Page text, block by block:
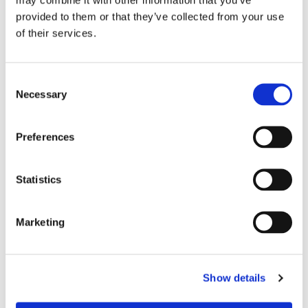
provided to them or that they’ve collected from your use
of their services.
Necessary
Preferences
Statistics
Marketing
Show details
Temperatura de superficie
la superficie se mantiene por debajo de 97 °C